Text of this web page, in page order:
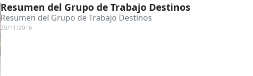
Resumen del Grupo de Trabajo Destinos
Resumen del Grupo de Trabajo Destinos
29/11/2016